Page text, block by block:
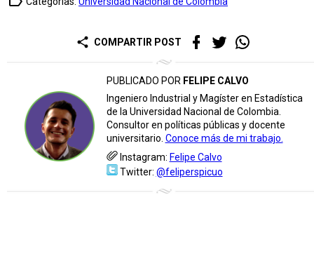
share COMPARTIR POST
PUBLICADO POR FELIPE CALVO
Ingeniero Industrial y Magíster en Estadística
de la Universidad Nacional de Colombia.
Consultor en políticas públicas y docente
universitario. Conoce más de mi trabajo.
Instagram: Felipe Calvo
Twitter: @feliperspicuo